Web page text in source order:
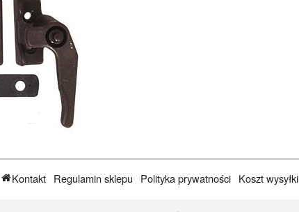
Kontakt Regulamin sklepu Polityka prywatności Koszt wysyłki